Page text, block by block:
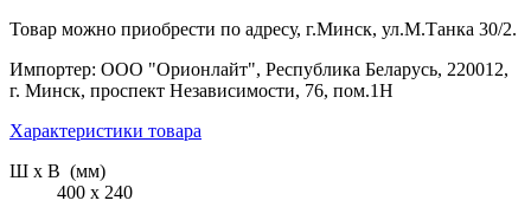
Товар можно приобрести по адресу, г.Минск, ул.М.Танка 30/2.
Импортер: ООО "Орионлайт", Республика Беларусь, 220012,
г. Минск, проспект Независимости, 76, пом.1Н
Характеристики товара
Ш х В (мм)
400 х 240